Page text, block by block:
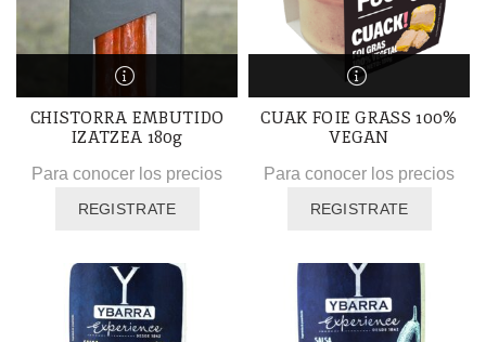
CHISTORRA EMBUTIDO
IZATZEA 180g
Para conocer los precios
REGISTRATE
CUAK FOIE GRASS 100%
VEGAN
Para conocer los precios
REGISTRATE